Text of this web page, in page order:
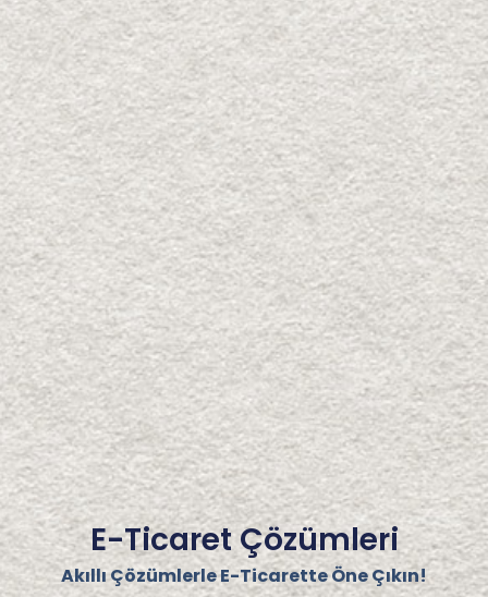
E-Ticaret Çözümleri
Akıllı Çözümlerle E-Ticarette Öne Çıkın!